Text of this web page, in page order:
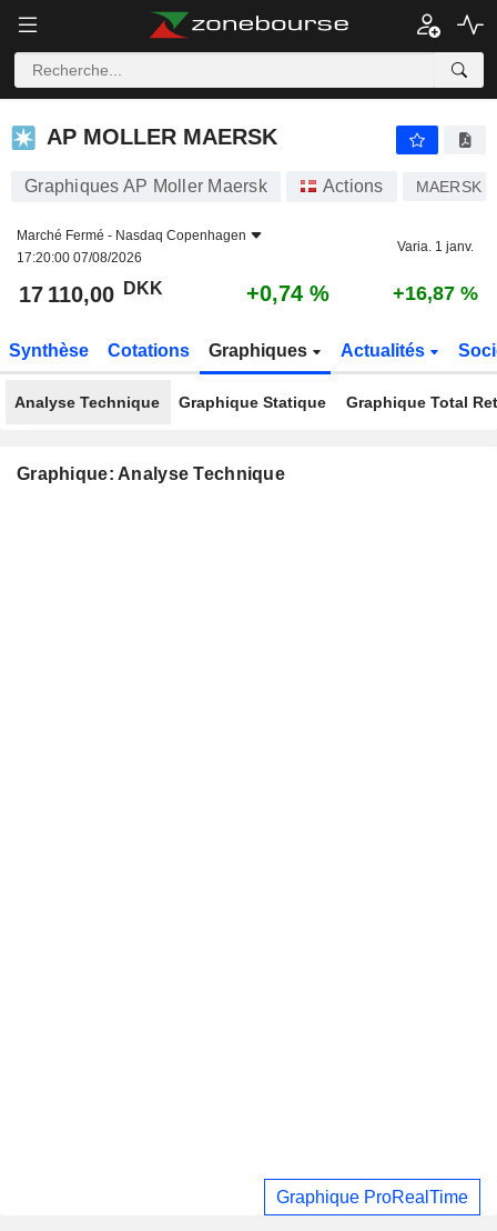
AP MOLLER MAERSK
AP MOLLER MAERSK
Graphiques AP Moller Maersk Actions MAERSK B
Marché Fermé - Nasdaq Copenhagen
17:20:00 07/08/2026
Varia. 1 janv.
17 110,00 DKK +0,74 % +16,87 %
Synthèse Cotations Graphiques Actualités
Analyse Technique Graphique Statique Graphique Total
Graphique: Analyse Technique
Graphique ProRealTime